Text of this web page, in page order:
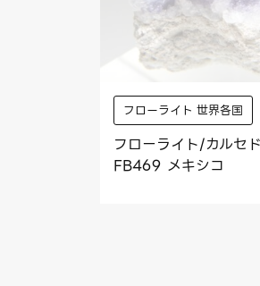
フローライト 世界各国
フローライト/カルセ
FB469 メキシコ